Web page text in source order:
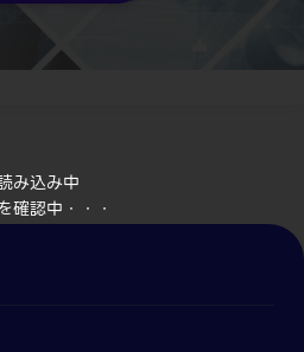
み込み中
確認中・・・